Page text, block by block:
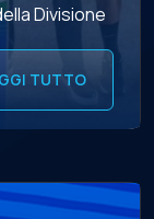
Divisione
dal
dal
TUTTO